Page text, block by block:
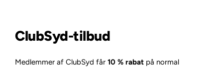
ClubSyd-tilbud
Medlemmer af ClubSyd får 10 % rabat på normal